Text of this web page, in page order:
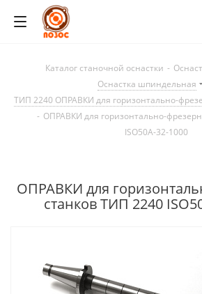
Каталог станочной оснастки -
Оснастка шпиндельная
ТИП 2240 ОПРАВКИ для горизонтально-
- ОПРАВКИ для горизонтально-
ISO50A-32-1000
ОПРАВКИ для
станков ТИП 2240